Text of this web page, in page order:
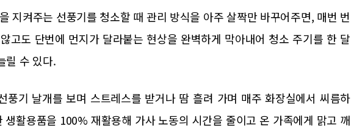
지켜주는 선풍기를 청소할 때 관리 방식을 아주 살짝만 바꾸어주면, 매번 번
고도 단번에 먼지가 달라붙는 현상을 완벽하게 막아내어 청소 주기를 한 달
릴 수 있다.
풍기 날개를 보며 스트레스를 받거나 땀 흘려 가며 매주 화장실에서 씨름하
생활용품을 100% 재활용해 가사 노동의 시간을 줄이고 온 가족에게 맑고 깨